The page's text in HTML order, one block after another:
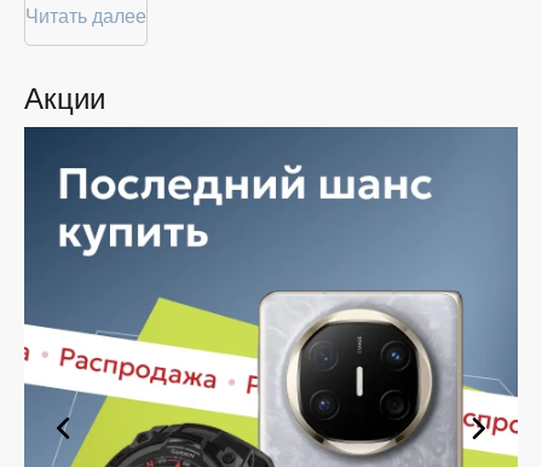
Покупателям доступна покупка Forerunner 255S Music
по привлекательной цене: мы регулярно обновляем
предоставляем большой выбор продукции. В нашем
магазине в Белгороде вы всегда найдёте нужный
быстро — независимо от объема, с возможностью
выполнить бесплатную доставку.
Планируете покупку в рассрочку? У нас есть такая
услуга. Мы предлагаем удобные условия оплаты,
выберите нужную позицию, добавьте в корзину и
оформите заявку — купить Forerunner 255S Music в
Белгороде вы сможете в кратчайшие сроки.
Ассортимент Forerunner 255S
Music в магазине iSpace в
Белгороде
Читать далее
Акции